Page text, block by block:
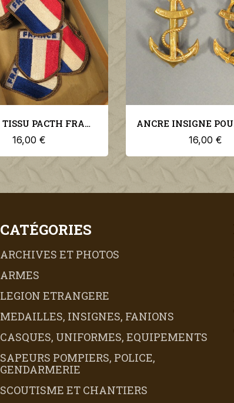
INSIGNE TISSU PACTH FRANCE ARMEE DE LIBERATION DEBARQUEMENT FABRICATION US 1943
16,00 €
16,00 €
CATÉGORIES
ARCHIVES ET PHOTOS
ARMES
LEGION ETRANGERE
MEDAILLES, INSIGNES, FANIONS
CASQUES, UNIFORMES, EQUIPEMENTS
SAPEURS POMPIERS, POLICE,
GENDARMERIE
SCOUTISME ET CHANTIERS